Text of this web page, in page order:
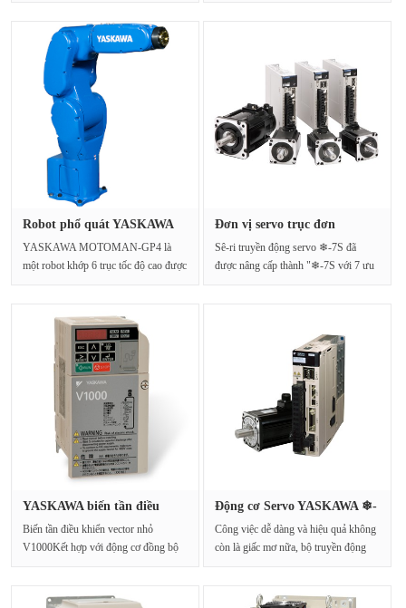
Robot phổ quát YASKAWA
YASKAWA MOTOMAN-GP4 là
một robot khớp 6 trục tốc độ cao được
Đơn vị servo trục đơn
Sê-ri truyền động servo ❄-7S đã
được nâng cấp thành "❄-7S với 7 ưu
YASKAWA biến tần điều
Biến tần điều khiển vector nhỏ
V1000Kết hợp với động cơ đồng bộ
Động cơ Servo YASKAWA ❄-
Công việc dễ dàng và hiệu quả không
còn là giấc mơ nữa, bộ truyền động